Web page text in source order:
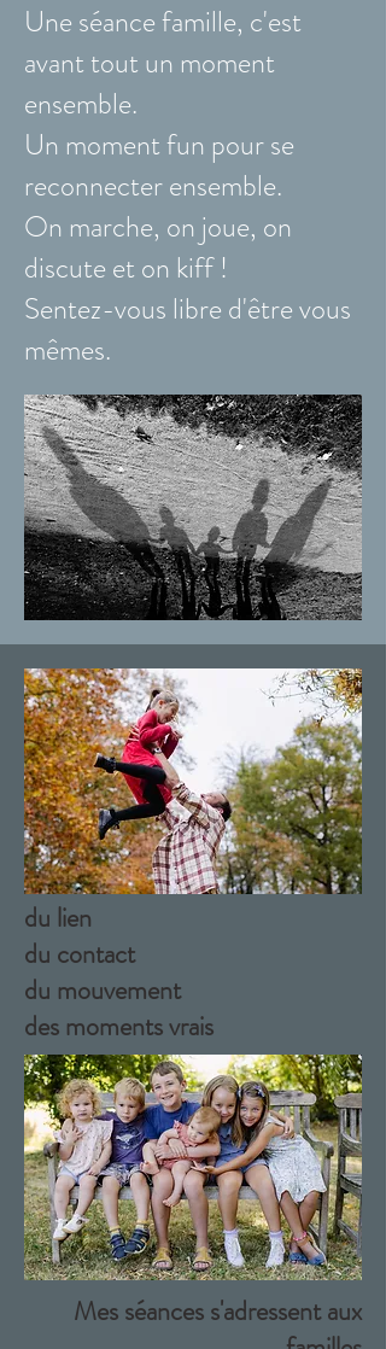
Une séance famille, c'est
avant tout un moment
ensemble.
Un moment fun pour se
reconnecter ensemble.
On marche, on joue, on
discute et on kiff !
Sentez-vous libre d'être vous
mêmes.
du lien
du contact
du mouvement
des moments vrais
Mes séances s'adressent aux